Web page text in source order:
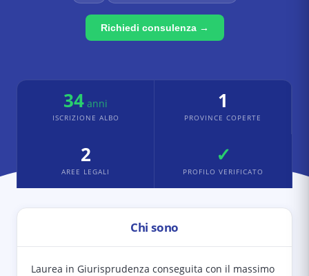
Richiedi consulenza →
34 anni
ISCRIZIONE ALBO
1
PROVINCE COPERTE
2
AREE LEGALI
✓
PROFILO VERIFICATO
Chi sono
Laurea in Giurisprudenza conseguita con il massimo